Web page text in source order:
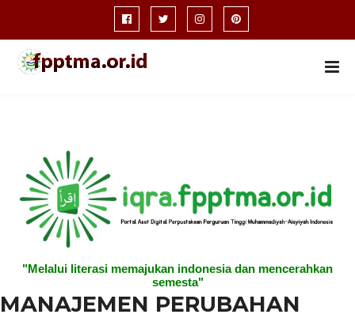
"Melalui literasi memajukan indonesia dan mencerahkan
semesta"
MANAJEMEN PERUBAHAN